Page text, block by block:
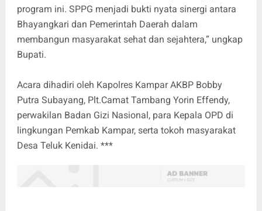
program ini. SPPG menjadi bukti nyata sinergi antara
Bhayangkari dan Pemerintah Daerah dalam
membangun masyarakat sehat dan sejahtera,” ungkap
Bupati.
Acara dihadiri oleh Kapolres Kampar AKBP Bobby
Putra Subayang, Plt.Camat Tambang Yorin Effendy,
perwakilan Badan Gizi Nasional, para Kepala OPD di
lingkungan Pemkab Kampar, serta tokoh masyarakat
Desa Teluk Kenidai. ***